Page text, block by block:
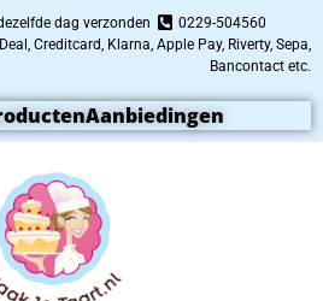
dag verzonden
0229-504560
Creditcard, Klarna, Apple Pay, Riverty, Sepa,
Bancontact etc.
Aanbiedingen